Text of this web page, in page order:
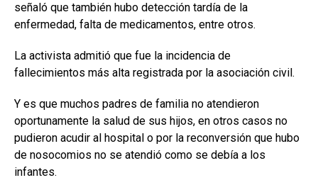
señaló que también hubo detección tardía de la
enfermedad, falta de medicamentos, entre otros.
La activista admitió que fue la incidencia de
fallecimientos más alta registrada por la asociación civil.
Y es que muchos padres de familia no atendieron
oportunamente la salud de sus hijos, en otros casos no
pudieron acudir al hospital o por la reconversión que hubo
de nosocomios no se atendió como se debía a los
infantes.